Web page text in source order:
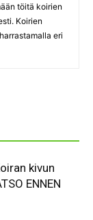
töitä koirien
Koirien
eri
kivun
ENNEN